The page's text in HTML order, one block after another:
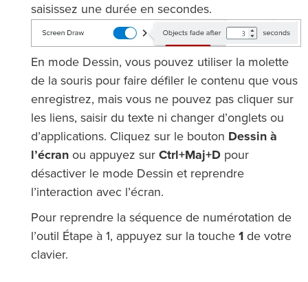
saisissez une durée en secondes.
En mode Dessin, vous pouvez utiliser la molette
de la souris pour faire défiler le contenu que vous
enregistrez, mais vous ne pouvez pas cliquer sur
les liens, saisir du texte ni changer d’onglets ou
d’applications. Cliquez sur le bouton Dessin à
l’écran ou appuyez sur Ctrl+Maj+D pour
désactiver le mode Dessin et reprendre
l’interaction avec l’écran.
Pour reprendre la séquence de numérotation de
l’outil Étape à 1, appuyez sur la touche 1 de votre
clavier.